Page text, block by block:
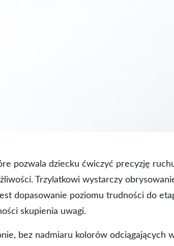
pozwala dziecku ćwiczyć precyzję
Trzylatkowi wystarczy
dopasowanie poziomu trudności do
skupienia uwagi.
bez nadmiaru kolorów odciągających